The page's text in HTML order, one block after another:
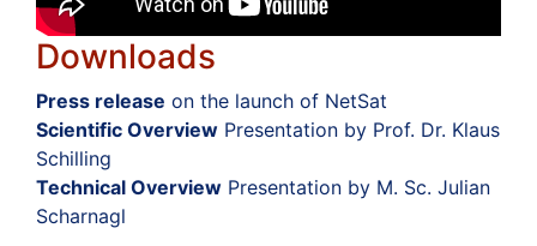
Downloads
Press release on the launch of NetSat
Scientific Overview Presentation by Prof. Dr. Klaus
Schilling
Technical Overview Presentation by M. Sc. Julian
Scharnagl